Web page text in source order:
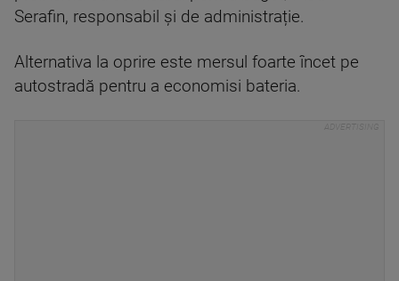
Serafin, responsabil și de administrație.
Alternativa la oprire este mersul foarte încet pe
autostradă pentru a economisi bateria.